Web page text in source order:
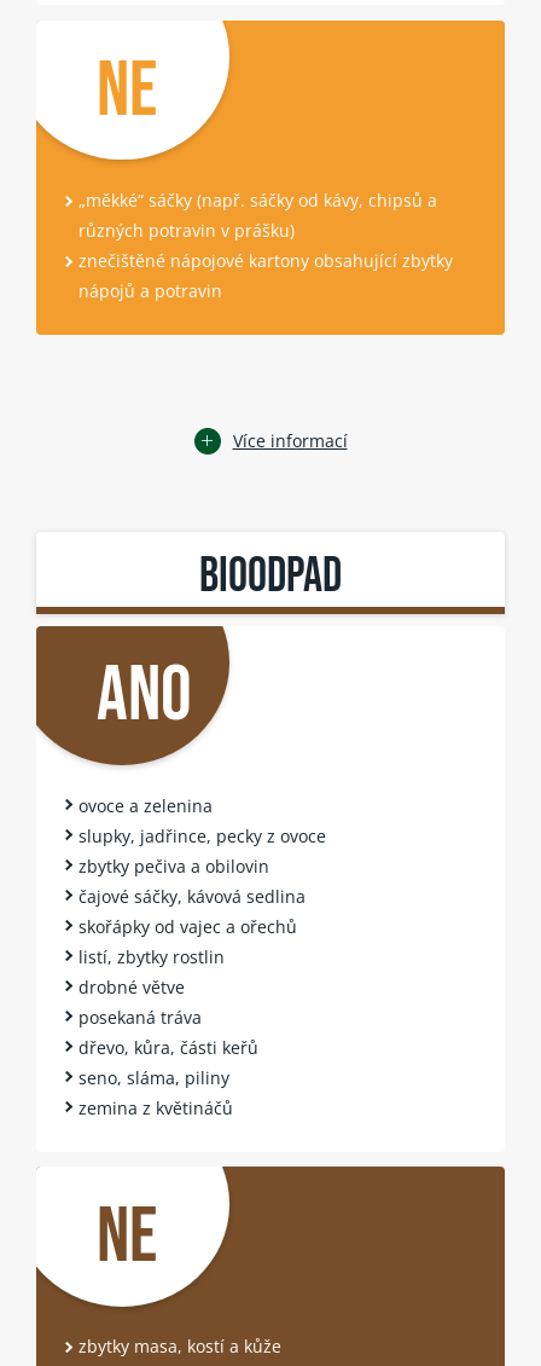
NE
„měkké“ sáčky (např. sáčky od kávy, chipsů a
různých potravin v prášku)
znečištěné nápojové kartony obsahující zbytky
nápojů a potravin
Více informací
BIOODPAD
ANO
ovoce a zelenina
slupky, jadřince, pecky z ovoce
zbytky pečiva a obilovin
čajové sáčky, kávová sedlina
skořápky od vajec a ořechů
listí, zbytky rostlin
drobné větve
posekaná tráva
dřevo, kůra, části keřů
seno, sláma, piliny
zemina z květináčů
NE
zbytky masa, kostí a kůže